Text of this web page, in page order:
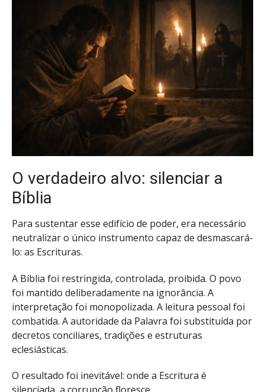
O verdadeiro alvo: silenciar a
Bíblia
Para sustentar esse edifício de poder, era necessário
neutralizar o único instrumento capaz de desmascará-
lo: as Escrituras.
A Bíblia foi restringida, controlada, proibida. O povo
foi mantido deliberadamente na ignorância. A
interpretação foi monopolizada. A leitura pessoal foi
combatida. A autoridade da Palavra foi substituída por
decretos conciliares, tradições e estruturas
eclesiásticas.
O resultado foi inevitável: onde a Escritura é